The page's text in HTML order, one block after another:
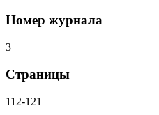
Номер журнала
3
Страницы
112-121